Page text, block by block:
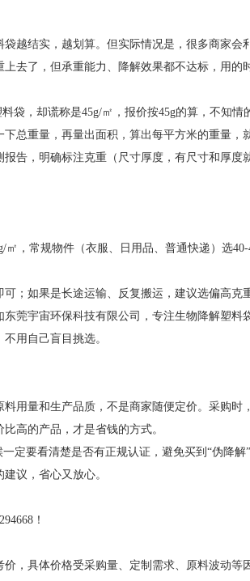
越结实，越划算。但实际情况是，很多商家会
去了，但承重能力、降解效果都不达标，用的
袋，却谎称是45g/㎡，报价按45g的算，不知情
总重量，再量出面积，算出每平方米的重量，
告，明确标注克重（尺寸厚度，有尺寸和厚度
，常规物件（衣服、日用品、普通快递）选
；如果是长途运输、反复搬运，建议选偏高克
莞宇宙环保科技有限公司，专注生物降解塑料
用自己盲目挑选。
用量和生产品质，不是商家随便定价。采购时
高的产品，才是省钱的方式。
定要看清楚是否有正规认证，避免买到“伪降解
议，省心又放心。
！
，具体价格受采购量、定制需求、原料波动等